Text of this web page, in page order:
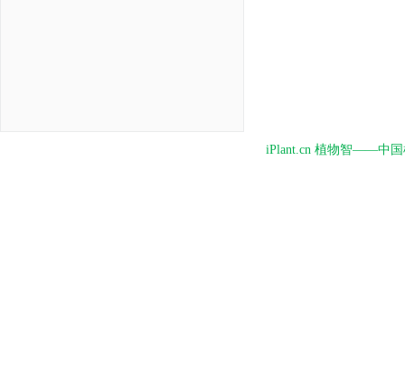
iPlant.cn 植物智——中国